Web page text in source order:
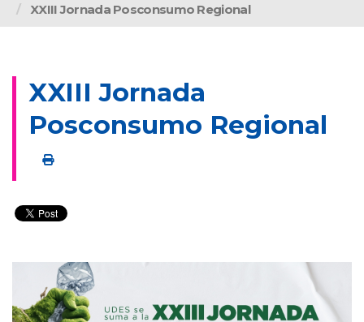
XXIII Jornada Posconsumo Regional
XXIII Jornada
Posconsumo Regional